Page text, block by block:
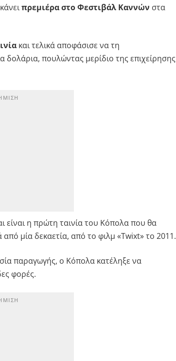
πρεμιέρα στο Φεστιβάλ Καννών στα
και τελικά αποφάσισε να τη
δολάρια, πουλώντας μερίδιο της επιχείρησης
είναι η πρώτη ταινία του Κόπολα που θα
μία δεκαετία, από το φιλμ «Twixt» το 2011.
παραγωγής, ο Κόπολα κατέληξε να
φορές.